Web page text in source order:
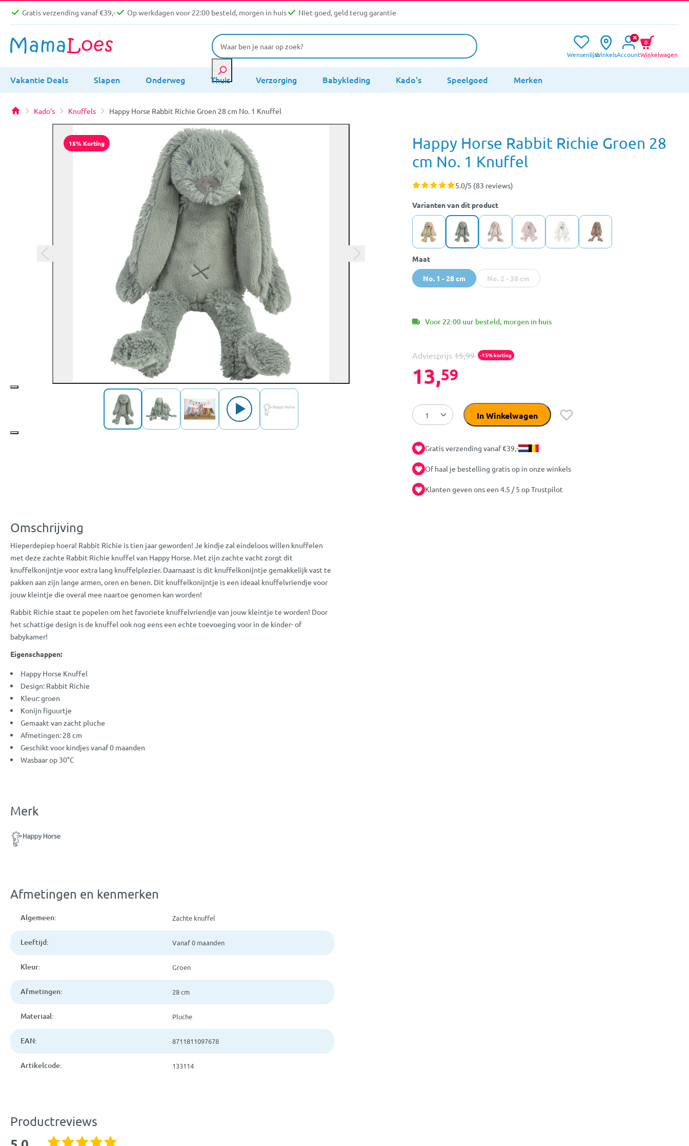
Gratis verzending vanaf €39,- Op werkdagen voor 22:00 besteld, morgen in huis Niet goed, geld terug garantie
WensenlijstWinkelsAccountWinkelwagen
0
Vakantie Deals Slapen Onderweg Thuis Verzorging Babykleding Kado's Speelgoed Merken
Kado's Knuffels Happy Horse Rabbit Richie Groen 28 cm No. 1 Knuffel
15% Korting
Happy Horse Rabbit Richie Groen 28
cm No. 1 Knuffel
5.0/5 (83 reviews)
Varianten van dit product
Maat
No. 1 - 28 cm No. 2 - 38 cm
Voor 22:00 uur besteld, morgen in huis
Adviesprijs 15,99 -15% korting
13,59
In Winkelwagen
Gratis verzending vanaf €39,-
Of haal je bestelling gratis op in onze winkels
Klanten geven ons een 4.5 / 5 op Trustpilot
Omschrijving
Hieperdepiep hoera! Rabbit Richie is tien jaar geworden! Je kindje zal eindeloos willen knuffelen
met deze zachte Rabbit Richie knuffel van Happy Horse. Met zijn zachte vacht zorgt dit
knuffelkonijntje voor extra lang knuffelplezier. Daarnaast is dit knuffelkonijntje gemakkelijk vast te
pakken aan zijn lange armen, oren en benen. Dit knuffelkonijntje is een ideaal knuffelvriendje voor
jouw kleintje die overal mee naartoe genomen kan worden!
Rabbit Richie staat te popelen om het favoriete knuffelvriendje van jouw kleintje te worden! Door
het schattige design is de knuffel ook nog eens een echte toevoeging voor in de kinder- of
babykamer!
Eigenschappen:
Happy Horse Knuffel
Design: Rabbit Richie
Kleur: groen
Konijn figuurtje
Gemaakt van zacht pluche
Afmetingen: 28 cm
Geschikt voor kindjes vanaf 0 maanden
Wasbaar op 30°C
Merk
Afmetingen en kenmerken
Algemeen: Zachte knuffel
Leeftijd: Vanaf 0 maanden
Kleur: Groen
Afmetingen: 28 cm
Materiaal: Pluche
EAN: 8711811097678
Artikelcode: 133114
Productreviews